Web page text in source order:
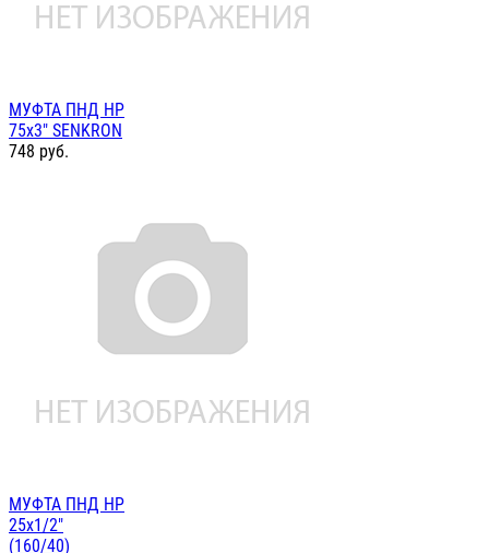
МУФТА ПНД НР
75х3" SENKRON
748 руб.
МУФТА ПНД НР
25х1/2"
(160/40)